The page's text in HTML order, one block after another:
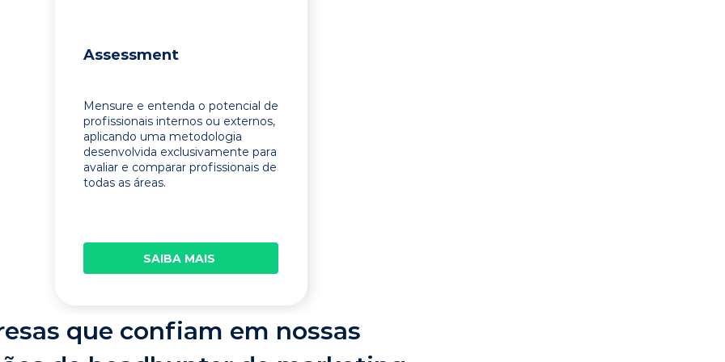
Assessment
Mensure e entenda o potencial de
profissionais internos ou externos,
aplicando uma metodologia
desenvolvida exclusivamente para
avaliar e comparar profissionais de
todas as áreas.
SAIBA MAIS
que confiam em nossas